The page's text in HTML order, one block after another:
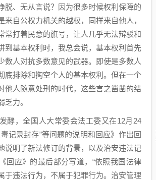
脱、无从言说？因为很多时候权利保障的
来自公权力机关的越权，同样来自他人，
常打着民意的旗号，让人几乎无法辩驳和
到基本权利时，我总会说，基本权利首先
数人对抗多数意见的武器。即使是多数人
底排除和掏空个人的基本权利。但在一个
他人随意处刑的时代，这些言之凿凿的结
乏力。
酵，全国人大常委会法工委又在12月24
记录封存”等问题的说明和回应》作出回
说明了新法修订的背景，以及治安违法记
回应》的最后部分写道，“依照我国法律
于违法行为，不属于犯罪行为。治安管理